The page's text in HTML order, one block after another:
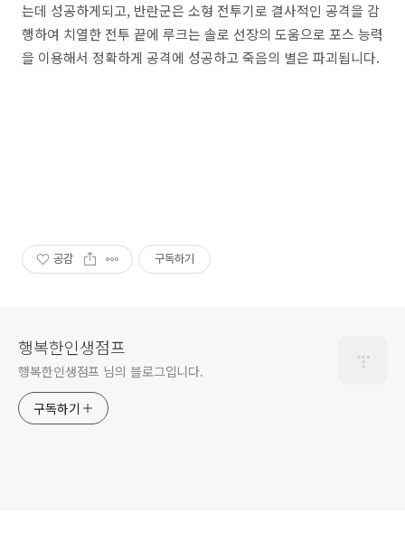
는데 성공하게되고, 반란군은 소형 전투기로 결사적인 공격을 감
행하여 치열한 전투 끝에 루크는 솔로 선장의 도움으로 포스 능력
을 이용해서 정확하게 공격에 성공하고 죽음의 별은 파괴됩니다.
공감 구독하기
행복한인생점프
행복한인생점프 님의 블로그입니다.
구독하기